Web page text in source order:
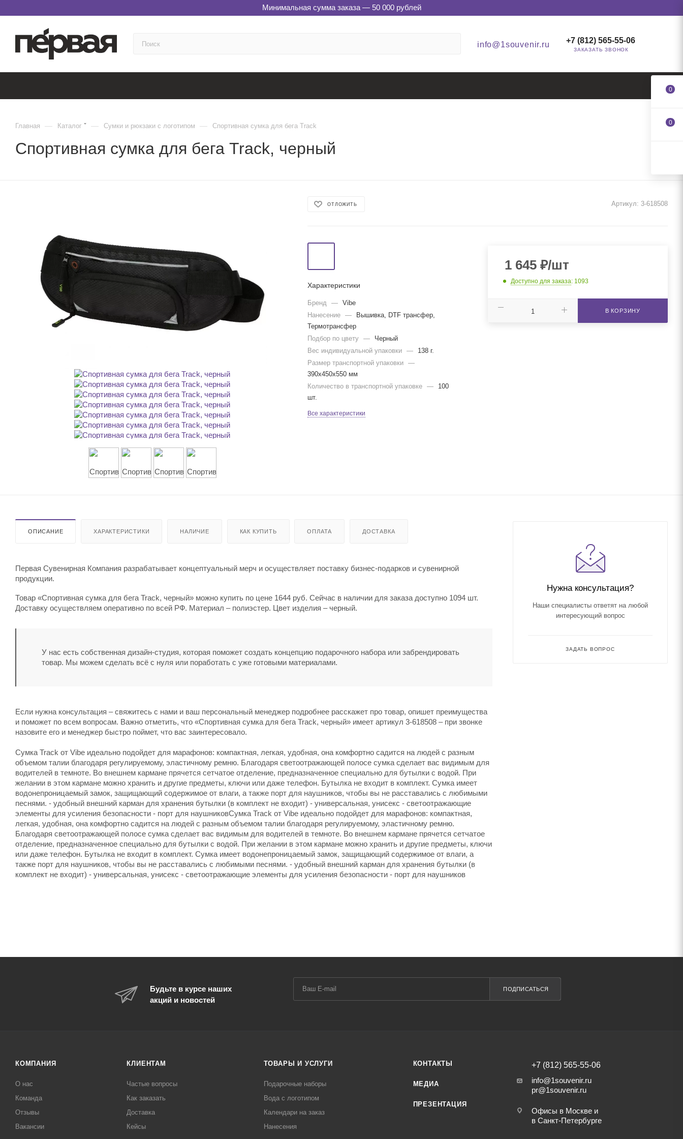
Минимальная сумма заказа — 50 000 рублей
info@1souvenir.ru +7 (812) 565-55-06
ЗАКАЗАТЬ ЗВОНОК
Главная — Каталог — Сумки и рюкзаки с логотипом — Спортивная сумка для бега Track
Спортивная сумка для бега Track, черный
ОТЛОЖИТЬ Артикул: 3-618508
Характеристики
Бренд —
Vibe
Нанесение
—
Вышивка, DTF трансфер,
Термотрансфер
Подбор по цвету
—
Черный
Вес индивидуальной упаковки
—
138 г.
Размер транспортной упаковки
—
390x450x550 мм
Количество в транспортной упаковке
—
100
шт.
Все характеристики
1 645₽/шт
Доступно для заказа: 1093
В КОРЗИНУ
ОПИСАНИЕ ХАРАКТЕРИСТИКИ НАЛИЧИЕ КАК КУПИТЬ ОПЛАТА ДОСТАВКА
Первая Сувенирная Компания разрабатывает концептуальный мерч и осуществляет поставку бизнес-подарков и сувенирной
продукции.
Товар «Спортивная сумка для бега Track, черный» можно купить по цене 1644 руб. Сейчас в наличии для заказа доступно 1094 шт.
Доставку осуществляем оперативно по всей РФ. Материал – полиэстер. Цвет изделия – черный.
У нас есть собственная дизайн-студия, которая поможет создать концепцию подарочного набора или забрендировать
товар. Мы можем сделать всё с нуля или поработать с уже готовыми материалами.
Если нужна консультация – свяжитесь с нами и ваш персональный менеджер подробнее расскажет про товар, опишет преимущества
и поможет по всем вопросам. Важно отметить, что «Спортивная сумка для бега Track, черный» имеет артикул 3-618508 – при звонке
назовите его и менеджер быстро поймет, что вас заинтересовало.
Сумка Track от Vibe идеально подойдет для марафонов: компактная, легкая, удобная, она комфортно садится на людей с разным
объемом талии благодаря регулируемому, эластичному ремню. Благодаря светоотражающей полосе сумка сделает вас видимым для
водителей в темноте. Во внешнем кармане прячется сетчатое отделение, предназначенное специально для бутылки с водой. При
желании в этом кармане можно хранить и другие предметы, ключи или даже телефон. Бутылка не входит в комплект. Сумка имеет
водонепроницаемый замок, защищающий содержимое от влаги, а также порт для наушников, чтобы вы не расставались с любимыми
песнями. - удобный внешний карман для хранения бутылки (в комплект не входит) - универсальная, унисекс - светоотражающие
элементы для усиления безопасности - порт для наушниковСумка Track от Vibe идеально подойдет для марафонов: компактная,
легкая, удобная, она комфортно садится на людей с разным объемом талии благодаря регулируемому, эластичному ремню.
Благодаря светоотражающей полосе сумка сделает вас видимым для водителей в темноте. Во внешнем кармане прячется сетчатое
отделение, предназначенное специально для бутылки с водой. При желании в этом кармане можно хранить и другие предметы, ключи
или даже телефон. Бутылка не входит в комплект. Сумка имеет водонепроницаемый замок, защищающий содержимое от влаги, а
также порт для наушников, чтобы вы не расставались с любимыми песнями. - удобный внешний карман для хранения бутылки (в
комплект не входит) - универсальная, унисекс - светоотражающие элементы для усиления безопасности - порт для наушников
Нужна консультация?
Наши специалисты ответят на любой
интересующий вопрос
ЗАДАТЬ ВОПРОС
Будьте в курсе наших
акций и новостей
ПОДПИСАТЬСЯ
КОМПАНИЯ
О нас
Команда
Отзывы
Вакансии
КЛИЕНТАМ
Частые вопросы
Как заказать
Доставка
Кейсы
ТОВАРЫ И УСЛУГИ
Подарочные наборы
Вода с логотипом
Календари на заказ
Нанесения
КОНТАКТЫ
МЕДИА
ПРЕЗЕНТАЦИЯ
+7 (812) 565-55-06
info@1souvenir.ru
pr@1souvenir.ru
Офисы в Москве и
в Санкт-Петербурге
0
0